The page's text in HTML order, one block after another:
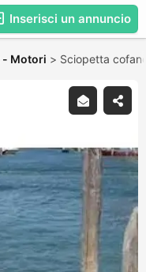
Inserisci un annuncio
- Motori > Sciopetta